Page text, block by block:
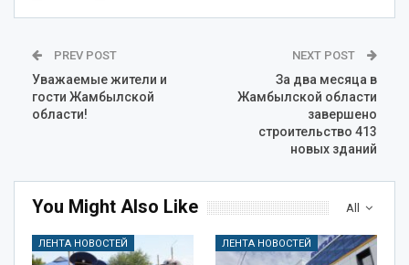
PREV POST
Уважаемые жители и
гости Жамбылской
области!
NEXT POST
За два месяца в
Жамбылской области
завершено
строительство 413
новых зданий
All
You Might Also Like
ЛЕНТА НОВОСТЕЙ ЛЕНТА НОВОСТЕЙ